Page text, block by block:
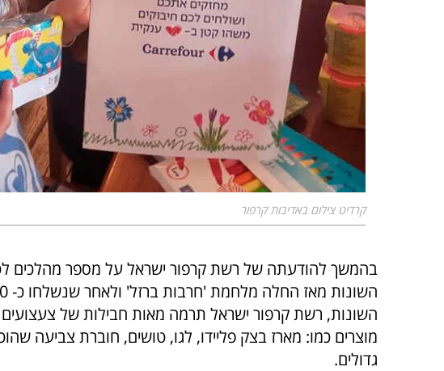
קרדיט צילום באדיבות קרפור
בהמשך להודעתה של רשת קרפור ישראל על מספר מהלכים
השונות, רשת קרפור ישראל תרמה מאות חבילות של צעצועים
מוצרים כמו: מארז בצק פליידו, לגו, טושים, חוברת צביעה
גדולים.